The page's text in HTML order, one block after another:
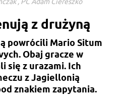
z drużyną
powrócili Mario Situm
Obaj gracze w
się z urazami. Ich
z Jagiellonią
znakiem zapytania.